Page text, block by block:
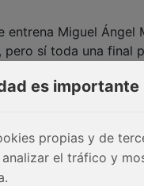
entrena Miguel Ángel
pero sí toda una final
apoye a
cinco jornadas por
es importante
propias y de
el tráfico y